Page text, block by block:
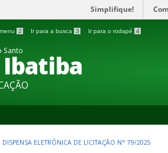
Simplifique!
2 Ir para a busca 3 Ir para o rodapé 4
Santo
Ibatiba
DISPENSA ELETRÔNICA DE LICITAÇÃO N° 79/2025